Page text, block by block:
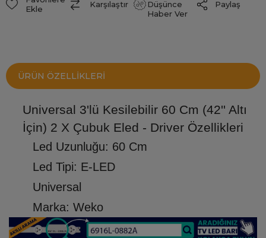
Ekle
Karşılaştır
Düşünce
Haber Ver
Paylaş
ÜRÜN ÖZELLIKLERI
Universal 3'lü Kesilebilir 60 Cm (42'' Altı
İçin) 2 X Çubuk Eled - Driver Özellikleri
Led Uzunluğu: 60 Cm
Led Tipi: E-LED
Universal
Marka: Weko